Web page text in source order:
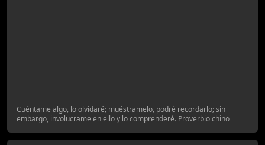
Cuéntame algo, lo olvidaré; muéstramelo, podré recordarlo; sin
embargo, involucrame en ello y lo comprenderé. Proverbio chino